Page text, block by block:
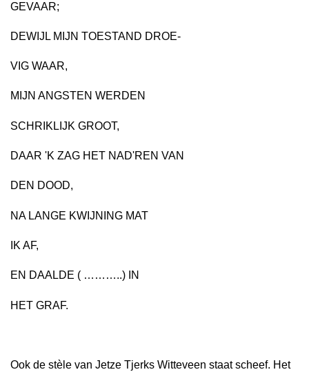
GEVAAR;
DEWIJL MIJN TOESTAND DROE-
VIG WAAR,
MIJN ANGSTEN WERDEN
SCHRIKLIJK GROOT,
DAAR 'K ZAG HET NAD'REN VAN
DEN DOOD,
NA LANGE KWIJNING MAT
IK AF,
EN DAALDE ( ………..) IN
HET GRAF.
Ook de stèle van Jetze Tjerks Witteveen staat scheef. Het